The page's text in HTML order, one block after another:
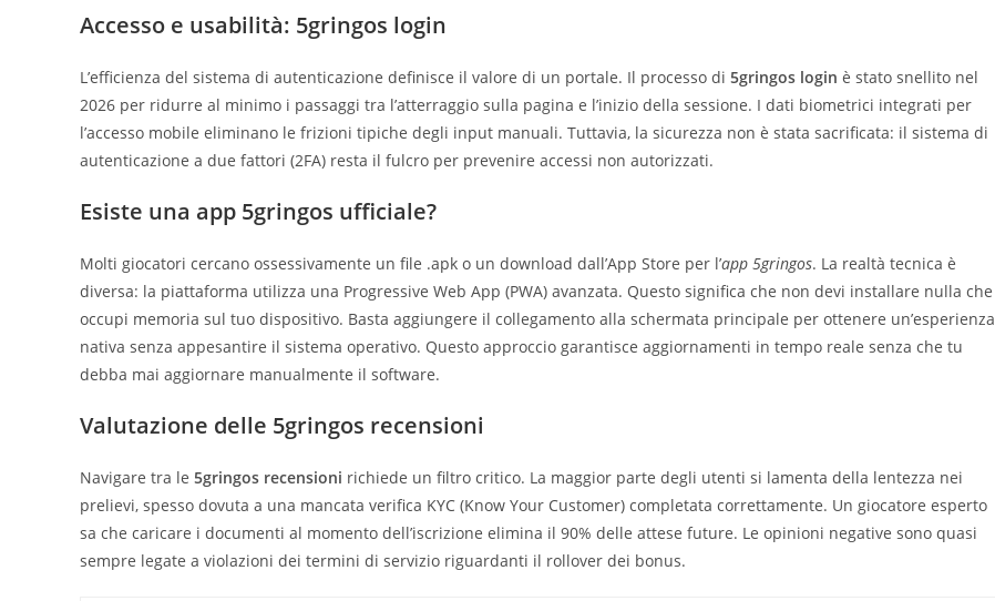
Accesso e usabilità: 5gringos login
L’efficienza del sistema di autenticazione definisce il valore di un portale. Il processo di 5gringos login è stato snellito nel
2026 per ridurre al minimo i passaggi tra l’atterraggio sulla pagina e l’inizio della sessione. I dati biometrici integrati per
l’accesso mobile eliminano le frizioni tipiche degli input manuali. Tuttavia, la sicurezza non è stata sacrificata: il sistema di
autenticazione a due fattori (2FA) resta il fulcro per prevenire accessi non autorizzati.
Esiste una app 5gringos ufficiale?
Molti giocatori cercano ossessivamente un file .apk o un download dall’App Store per l’app 5gringos. La realtà tecnica è
diversa: la piattaforma utilizza una Progressive Web App (PWA) avanzata. Questo significa che non devi installare nulla che
occupi memoria sul tuo dispositivo. Basta aggiungere il collegamento alla schermata principale per ottenere un’esperienza
nativa senza appesantire il sistema operativo. Questo approccio garantisce aggiornamenti in tempo reale senza che tu
debba mai aggiornare manualmente il software.
Valutazione delle 5gringos recensioni
Navigare tra le 5gringos recensioni richiede un filtro critico. La maggior parte degli utenti si lamenta della lentezza nei
prelievi, spesso dovuta a una mancata verifica KYC (Know Your Customer) completata correttamente. Un giocatore esperto
sa che caricare i documenti al momento dell’iscrizione elimina il 90% delle attese future. Le opinioni negative sono quasi
sempre legate a violazioni dei termini di servizio riguardanti il rollover dei bonus.